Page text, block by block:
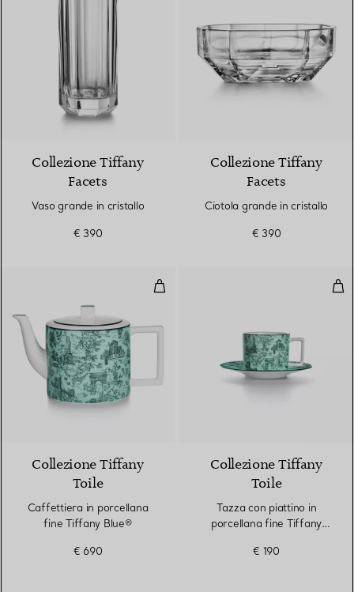
Collezione Tiffany
Facets
Vaso grande in cristallo
€ 390
Collezione Tiffany
Facets
Ciotola grande in cristallo
€ 390
Caffettiera in porcellana fine
Collezione Tiffany
Toile
Caffettiera in porcellana
fine Tiffany Blue®
€ 690
Collezione Tiffany
Toile
Tazza con piattino in
porcellana fine Tiffany
€ 190